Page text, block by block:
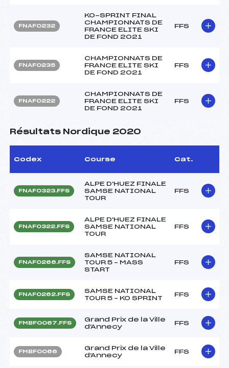
FNAF0232
KO-SPRINT FINAL
CHAMPIONNATS DE
FRANCE ELITE SKI
DE FOND 2021
FFS
FNAF0235
CHAMPIONNATS DE
FRANCE ELITE SKI
DE FOND 2021
FFS
FNAF0222
CHAMPIONNATS DE
FRANCE ELITE SKI
DE FOND 2021
FFS
Résultats Nordique 2020
Codex Course Cat.
FNAF0323.FFS
ALPE D'HUEZ FINALE
SAMSE NATIONAL
TOUR
FFS
FNAF0322.FFS
ALPE D'HUEZ FINALE
SAMSE NATIONAL
TOUR
FFS
FNAF0266.FFS
SAMSE NATIONAL
TOUR 5 – MASS
START
FFS
FNAF0262.FFS
SAMSE NATIONAL
TOUR 5 – KO SPRINT
FFS
FMBF0067.FFS
Grand Prix de la Ville
d'Annecy
FFS
FMBF0066
Grand Prix de la Ville
d'Annecy
FFS